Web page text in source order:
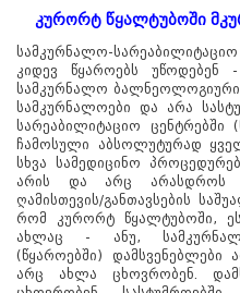
კურორტ წყალტუბოში
სამკურნალო-
კიდევ წყაროებს უწოდებენ
სამკურნალო ბალნეოლოგიური
სამკურნალოები და არა
სარეაბილიტაციო ცენტრებში
ჩამოსული აბსოლუტურად
სხვა სამედიცინო
არის და არც არასდროს
ღამისთევის/განთავსების
რომ კურორტ წყალტუბოში,
ახლაც - ანუ,
(წყაროებში)
არც ახლა ცხოვრობენ.